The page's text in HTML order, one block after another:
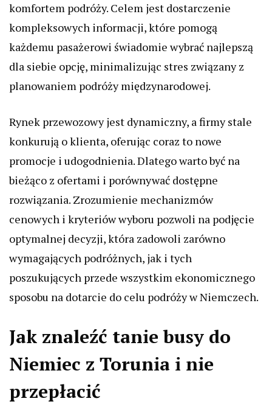
komfortem podróży. Celem jest dostarczenie
kompleksowych informacji, które pomogą
każdemu pasażerowi świadomie wybrać najlepszą
dla siebie opcję, minimalizując stres związany z
planowaniem podróży międzynarodowej.
Rynek przewozowy jest dynamiczny, a firmy stale
konkurują o klienta, oferując coraz to nowe
promocje i udogodnienia. Dlatego warto być na
bieżąco z ofertami i porównywać dostępne
rozwiązania. Zrozumienie mechanizmów
cenowych i kryteriów wyboru pozwoli na podjęcie
optymalnej decyzji, która zadowoli zarówno
wymagających podróżnych, jak i tych
poszukujących przede wszystkim ekonomicznego
sposobu na dotarcie do celu podróży w Niemczech.
Jak znaleźć tanie busy do
Niemiec z Torunia i nie
przepłacić